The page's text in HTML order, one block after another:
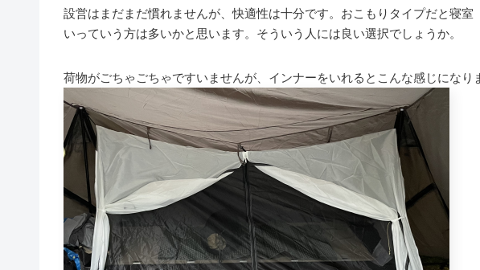
設営はまだまだ慣れませんが、快適性は十分です。おこもりタイプだと寝
いっていう方は多いかと思います。そういう人には良い選択でしょうか。
荷物がごちゃごちゃですいませんが、インナーをいれるとこんな感じになり